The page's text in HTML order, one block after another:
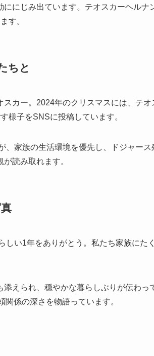
にじみ出ています。テオスカーヘルナ
す。
ちと
カー。2024年のクリスマスには、テオ
様子をSNSに投稿しています。
家族の生活環境を優先し、ドジャース
読み取れます。
しい1年をありがとう。私たち家族にた
えられ、穏やかな暮らしぶりが伝わっ
係の深さを物語っています。